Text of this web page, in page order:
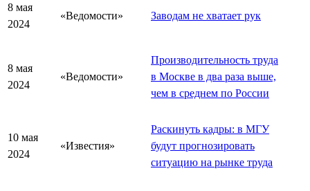
8 мая
2024
«Ведомости» Заводам не хватает рук
8 мая
2024
«Ведомости»
Производительность труда
в Москве в два раза выше,
чем в среднем по России
10 мая
2024
«Известия»
Раскинуть кадры: в МГУ
будут прогнозировать
ситуацию на рынке труда